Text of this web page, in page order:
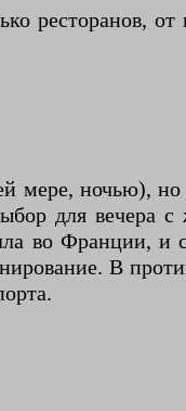
ресторанов,
мере, ночью), но
для вечера с
во Франции, и
В